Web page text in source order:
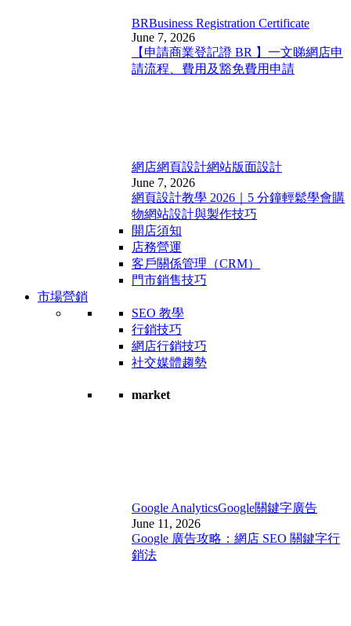
BRBusiness Registration Certificate
June 7, 2026
【申請商業登記證 BR 】一文睇網店申
請流程、費用及豁免費用申請
網店網頁設計網站版面設計
June 7, 2026
網頁設計教學 2026｜5 分鐘輕鬆學會購
物網站設計與製作技巧
開店須知
店務營運
客戶關係管理（CRM）
門市銷售技巧
市場營銷
SEO 教學
行銷技巧
網店行銷技巧
社交媒體趨勢
market
Google AnalyticsGoogle關鍵字廣告
June 11, 2026
Google 廣告攻略：網店 SEO 關鍵字行
銷法